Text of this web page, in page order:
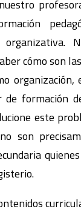
organizativa.
cómo son
organización,
de formación
este
son